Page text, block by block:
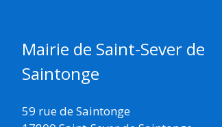
Mairie de Saint-Sever de
Saintonge
59 rue de Saintonge